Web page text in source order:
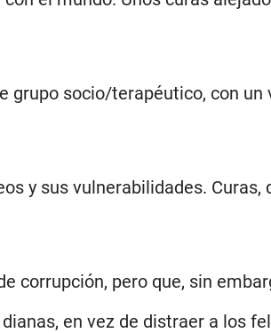
grupo socio/terapéutico, con un
y sus vulnerabilidades. Curas,
corrupción, pero que, sin
en vez de distraer a los